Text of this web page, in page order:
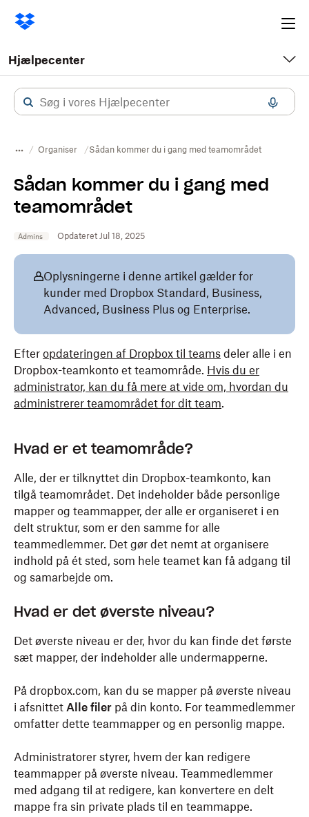
Hjælpecenter
Organiser Sådan kommer du i gang med teamområdet
Sådan kommer du i gang med
teamområdet
Admins Opdateret Jul 18, 2025
Oplysningerne i denne artikel gælder for
kunder med Dropbox Standard, Business,
Advanced, Business Plus og Enterprise.
Efter opdateringen af Dropbox til teams deler alle i en
Dropbox-teamkonto et teamområde. Hvis du er
administrator, kan du få mere at vide om, hvordan du
administrerer teamområdet for dit team.
Hvad er et teamområde?
Alle, der er tilknyttet din Dropbox-teamkonto, kan
tilgå teamområdet. Det indeholder både personlige
mapper og teammapper, der alle er organiseret i en
delt struktur, som er den samme for alle
teammedlemmer. Det gør det nemt at organisere
indhold på ét sted, som hele teamet kan få adgang til
og samarbejde om.
Hvad er det øverste niveau?
Det øverste niveau er der, hvor du kan finde det første
sæt mapper, der indeholder alle undermapperne.
På dropbox.com, kan du se mapper på øverste niveau
i afsnittet Alle filer på din konto. For teammedlemmer
omfatter dette teammapper og en personlig mappe.
Administratorer styrer, hvem der kan redigere
teammapper på øverste niveau. Teammedlemmer
med adgang til at redigere, kan konvertere en delt
mappe fra sin private plads til en teammappe.